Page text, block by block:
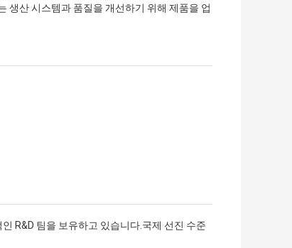
생산 시스템과 품질을 개선하기 위해 제품을 업
R&D 팀을 보유하고 있습니다.국제 선진 수준